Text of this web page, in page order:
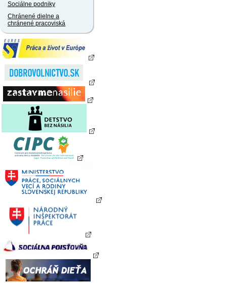
Sociálne podniky
Chránené dielne a
chránené pracoviská